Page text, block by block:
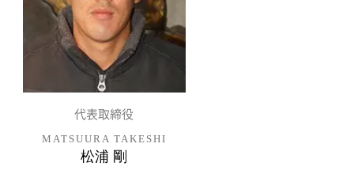
代表取締役
MATSUURA TAKESHI
松浦 剛